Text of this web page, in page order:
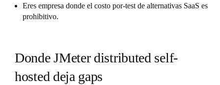
Eres empresa donde el costo por-test de alternativas SaaS es
prohibitivo.
Donde JMeter distributed self-
hosted deja gaps